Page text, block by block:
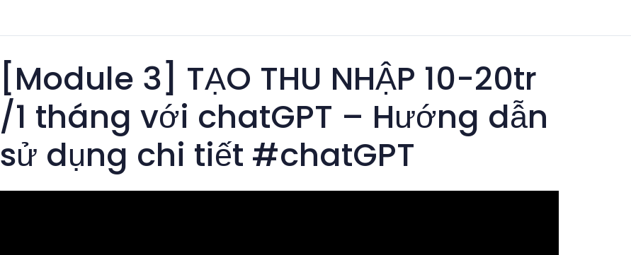
[Module 3] TẠO THU NHẬP 10-20tr
/1 tháng với chatGPT – Hướng dẫn
sử dụng chi tiết #chatGPT